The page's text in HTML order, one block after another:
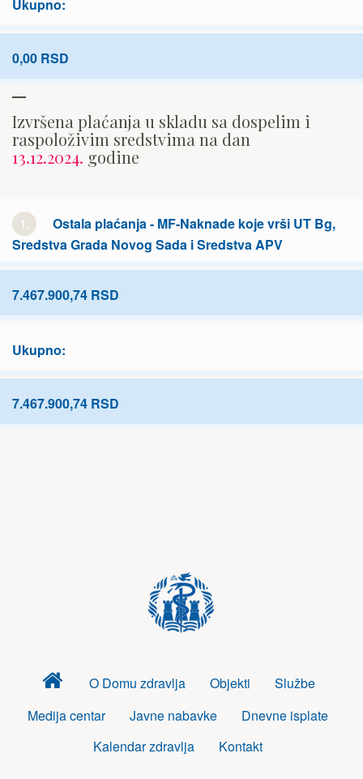
Ukupno:
0,00 RSD
Izvršena plaćanja u skladu sa dospelim i
raspoloživim sredstvima na dan
13.12.2024. godine
1.
Ostala plaćanja - MF-Naknade koje vrši UT Bg,
Sredstva Grada Novog Sada i Sredstva APV
7.467.900,74 RSD
Ukupno:
7.467.900,74 RSD
Dom
zdravlja
O Domu zdravlja Objekti
Službe
Medija centar
Javne nabavke
Dnevne isplate
Kalendar zdravlja
Kontakt